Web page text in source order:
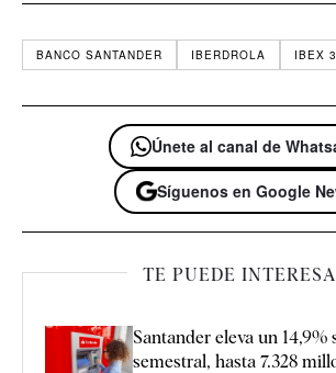
BANCO SANTANDER IBERDROLA IBEX
Únete al canal de
Síguenos en Google
TE PUEDE
Santander eleva un 14,9%
semestral, hasta 7.328